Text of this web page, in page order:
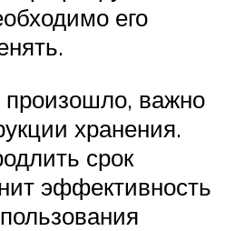
его
произошло, важно
хранения.
срок
эффективность